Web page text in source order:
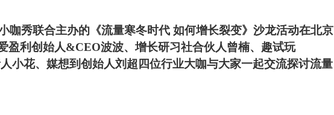
咖秀联合主办的《流量寒冬时代 如何增长裂变》沙龙活动在北京
盈利创始人&CEO波波、增长研习社合伙人曾楠、趣试玩
小花、媒想到创始人刘超四位行业大咖与大家一起交流探讨流量